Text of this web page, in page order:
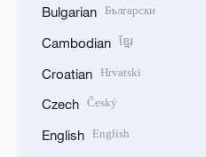
Bulgarian Български
Cambodian ខ្មែរ
Croatian Hrvatski
Czech Český
English English